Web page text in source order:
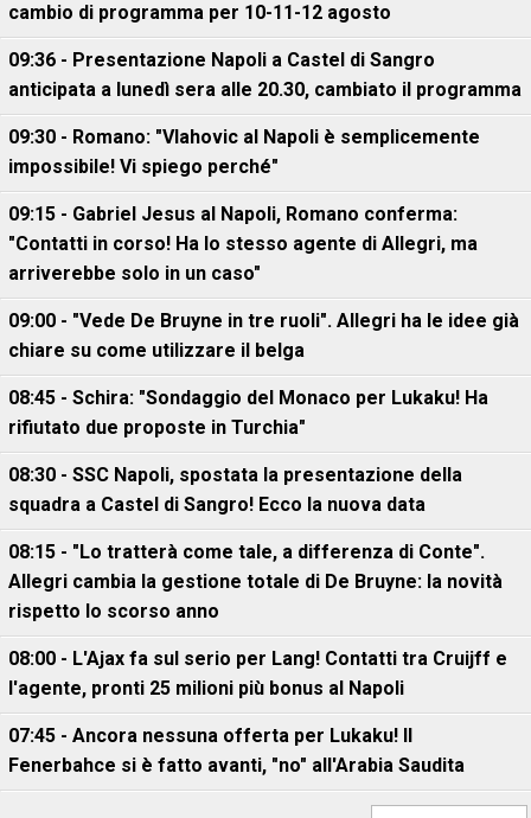
cambio di programma per 10-11-12 agosto
09:36 - Presentazione Napoli a Castel di Sangro
anticipata a lunedì sera alle 20.30, cambiato il programma
09:30 - Romano: "Vlahovic al Napoli è semplicemente
impossibile! Vi spiego perché"
09:15 - Gabriel Jesus al Napoli, Romano conferma:
"Contatti in corso! Ha lo stesso agente di Allegri, ma
arriverebbe solo in un caso"
09:00 - "Vede De Bruyne in tre ruoli". Allegri ha le idee già
chiare su come utilizzare il belga
08:45 - Schira: "Sondaggio del Monaco per Lukaku! Ha
rifiutato due proposte in Turchia"
08:30 - SSC Napoli, spostata la presentazione della
squadra a Castel di Sangro! Ecco la nuova data
08:15 - "Lo tratterà come tale, a differenza di Conte".
Allegri cambia la gestione totale di De Bruyne: la novità
rispetto lo scorso anno
08:00 - L'Ajax fa sul serio per Lang! Contatti tra Cruijff e
l'agente, pronti 25 milioni più bonus al Napoli
07:45 - Ancora nessuna offerta per Lukaku! Il
Fenerbahce si è fatto avanti, "no" all'Arabia Saudita